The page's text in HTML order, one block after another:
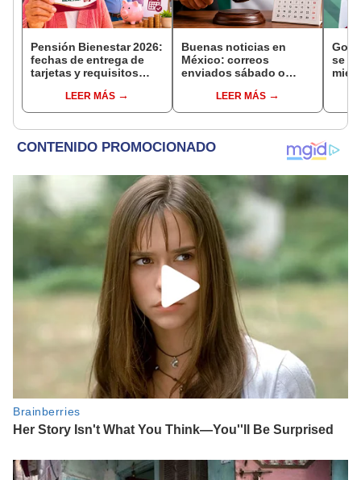
Pensión Bienestar 2026:
fechas de entrega de
tarjetas y requisitos
beneficiarios
LEER MÁS
Buenas noticias en
México: correos
enviados sábado o
amparo serán válidos
desde el siguiente día
LEER MÁS
se